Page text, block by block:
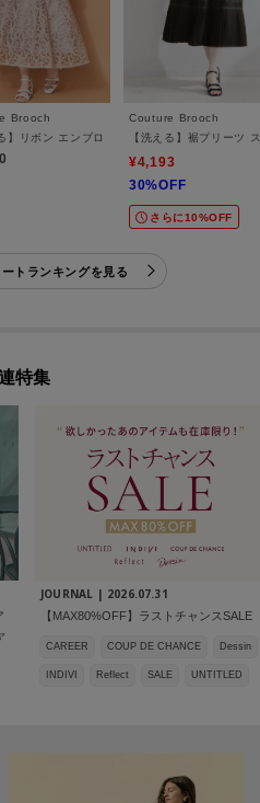
Brooch
】リボン エンブロ スカート
Couture Brooch
【洗える】裾プリーツ
¥4,193
30%OFF
さらに10%OFF
トランキングを見る
特集
JOURNAL | 2026.07.31
【MAX80%OFF】ラストチャンスSALE
CAREER COUP DE CHANCE Dessin
INDIVI Reflect SALE UNTITLED